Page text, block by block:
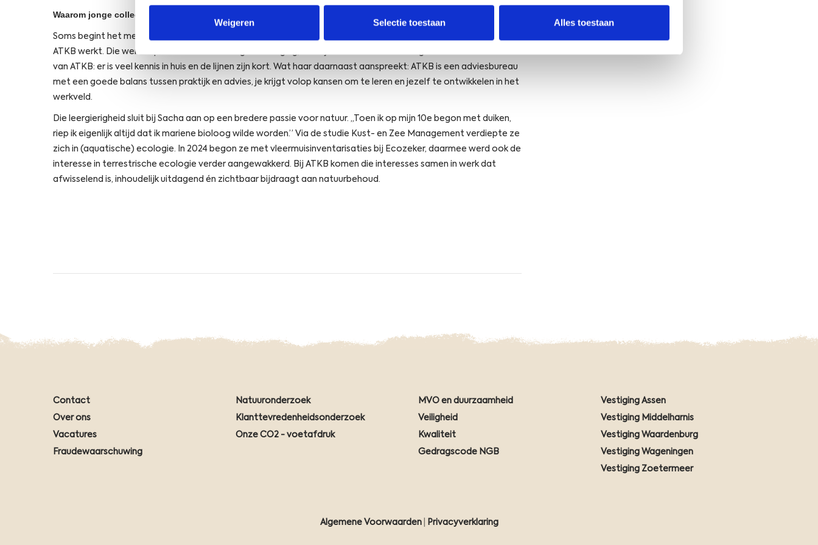
Weigeren Selectie toestaan Alles toestaan
Waarom jonge collega’s voor ATKB kiezen
Soms begint het met één enthousiast verhaal. Sacha hoorde over ATKB via een oud-klasgenoot die al langer bij
ATKB werkt. Die werkt op een andere afdeling en vestiging, maar juist dat benadrukt volgens Sacha de kracht
van ATKB: er is veel kennis in huis en de lijnen zijn kort. Wat haar daarnaast aanspreekt: ATKB is een adviesbureau
met een goede balans tussen praktijk en advies, je krijgt volop kansen om te leren en jezelf te ontwikkelen in het
werkveld.
Die leergierigheid sluit bij Sacha aan op een bredere passie voor natuur. ,,Toen ik op mijn 10e begon met duiken,
riep ik eigenlijk altijd dat ik mariene bioloog wilde worden.” Via de studie Kust- en Zee Management verdiepte ze
zich in (aquatische) ecologie. In 2024 begon ze met vleermuisinventarisaties bij Ecozeker, daarmee werd ook de
interesse in terrestrische ecologie verder aangewakkerd. Bij ATKB komen die interesses samen in werk dat
afwisselend is, inhoudelijk uitdagend én zichtbaar bijdraagt aan natuurbehoud.
Contact
Over ons
Vacatures
Fraudewaarschuwing
Natuuronderzoek
Klanttevredenheidsonderzoek
Onze CO2 - voetafdruk
MVO en duurzaamheid
Veiligheid
Kwaliteit
Gedragscode NGB
Vestiging Assen
Vestiging Middelharnis
Vestiging Waardenburg
Vestiging Wageningen
Vestiging Zoetermeer
Algemene Voorwaarden| Privacyverklaring